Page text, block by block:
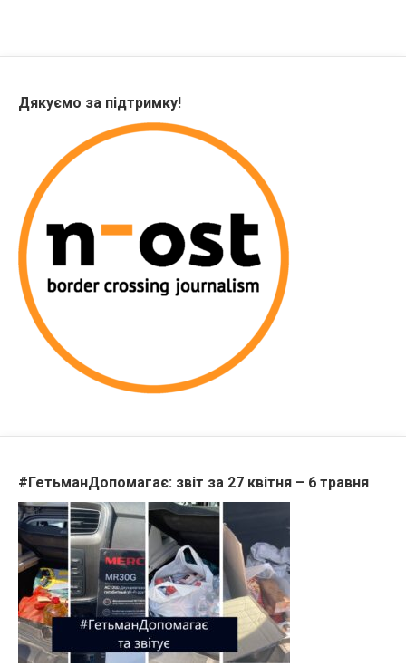
Дякуємо за підтримку!
#ГетьманДопомагає: звіт за 27 квітня – 6 травня